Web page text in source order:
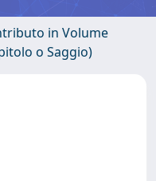
in Volume
o Saggio)